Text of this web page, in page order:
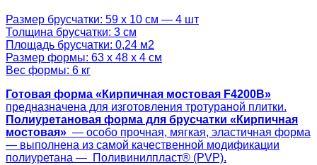
Размер брусчатки: 59 х 10 см — 4 шт
Толщина брусчатки: 3 см
Площадь брусчатки: 0,24 м2
Размер формы: 63 х 48 х 4 см
Вес формы: 6 кг
Готовая форма « Кирпичная мостовая F4200B»
предназначена для изготовления тротураной плитки.
Полиуретановая форма для брусчатки « Кирпичная
мостовая» — особо прочная, мягкая, эластичная форма
— выполнена из самой качественной модификации
полиуретана — Поливинилпласт® (PVP).